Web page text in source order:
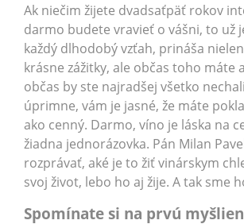
Ak niečim žijete dvadsaťpäť rokov
darmo budete vravieť o vášni, to už
každý dlhodobý vzťah, prináša
krásne zážitky, ale občas toho máte
občas by ste najradšej všetko
úprimne, vám je jasné, že máte
ako cenný. Darmo, víno je láska na
žiadna jednorázovka. Pán Milan
rozprávať, aké je to žiť vinárskym
svoj život, lebo ho aj žije. A tak sme
Spomínate si na prvú